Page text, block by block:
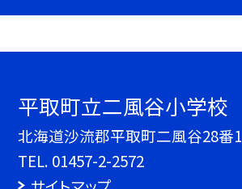
平取町立二風谷小学校
北海道沙流郡平取町二風谷28番1
TEL. 01457-2-2572